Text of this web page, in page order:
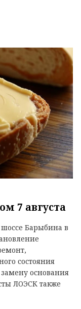
7 августа
Барыбина в
состояния
основания
ЛОЭСК также